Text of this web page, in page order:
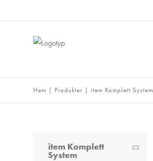
Hem | Produkter | item Komplett System
item Komplett
System